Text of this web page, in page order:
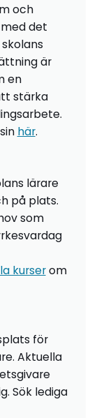
och
det
är
en
stärka
här.
lärare
på plats.
som
kurserom
för
Aktuella
Sök lediga